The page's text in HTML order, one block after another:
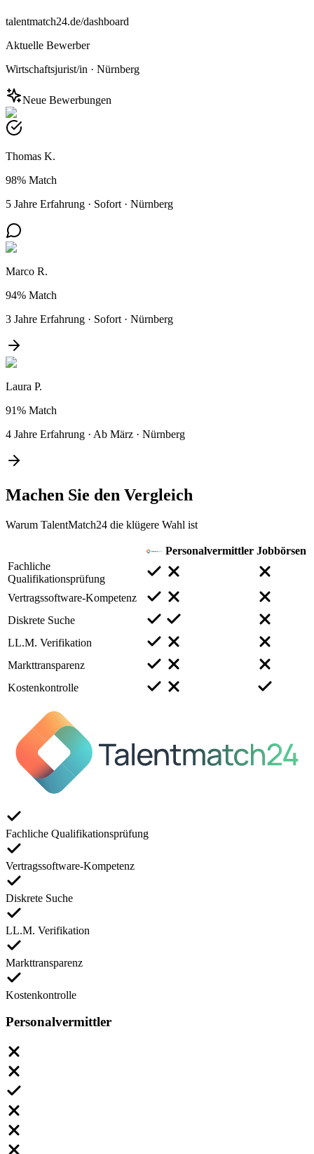
talentmatch24.de/dashboard
Aktuelle Bewerber
Wirtschaftsjurist/in · Nürnberg
Neue Bewerbungen
Thomas K.
98% Match
5 Jahre Erfahrung · Sofort · Nürnberg
Marco R.
94% Match
3 Jahre Erfahrung · Sofort · Nürnberg
Laura P.
91% Match
4 Jahre Erfahrung · Ab März · Nürnberg
Machen Sie den Vergleich
Warum TalentMatch24 die klügere Wahl ist
Personalvermittler Jobbörsen
Fachliche
Qualifikationsprüfung
Vertragssoftware-Kompetenz
Diskrete Suche
LL.M. Verifikation
Markttransparenz
Kostenkontrolle
Fachliche Qualifikationsprüfung
Vertragssoftware-Kompetenz
Diskrete Suche
LL.M. Verifikation
Markttransparenz
Kostenkontrolle
Personalvermittler